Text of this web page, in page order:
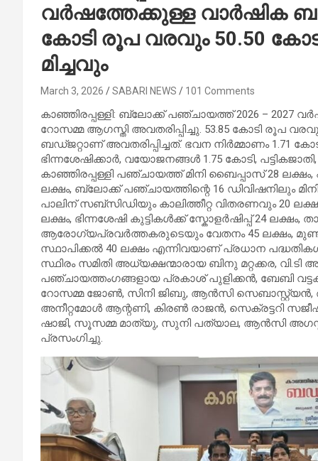
വർഷത്തേക്കുള്ള വാർഷിക
കോടി രൂപ വരവും 50.50
മിച്ചവും
March 3, 2026 SABARI NEWS 101 Comments
കാഞ്ഞിരപ്പള്ളി: ബ്ലോക്ക് പഞ്ചായത്ത് 2026 –
റോസമ്മ ആഗസ്തി അവതരിപ്പിച്ചു. 53.85 കോടി രൂപ
ബഡ്ജറ്റാണ് അവതരിപ്പിച്ചത്. ഭവന നിർമ്മാണം 1.71
ഭിന്നശേഷിക്കാർ, വയോജനങ്ങൾ 1.75 കോടി,
കാഞ്ഞിരപ്പള്ളി പഞ്ചായത്ത് മിനി ബൈപ്പാസ് 28
ലക്ഷം, ബ്ലോക്ക് പഞ്ചായത്തിന്റെ 16 ഡിവിഷനിലും
പാലിന് സബ്സിഡിയും കാലിത്തീറ്റ വിതരണവും 20
ലക്ഷം, ഭിന്നശേഷി കുട്ടികൾക്ക് സ്കോളർഷിപ്പ് 24
ആരോഗ്യപ്രവർത്തകരുടെയും വേതനം 45 ലക്ഷം,
സ്ഥാപിക്കൽ 40 ലക്ഷം എന്നിവയാണ് പ്രധാന
സ്ഥിരം സമിതി അധ്യക്ഷന്മാരായ ബിനു മറ്റക്കര,
പഞ്ചായത്തംഗങ്ങളായ പ്രകാശ് പുളിക്കൻ, ബേബി
റോസമ്മ ജോൺ, സിനി ജിബു, ആൻസി സെബാസ്റ്റ്യൻ,
അനീറ്റമോൾ ആന്റണി, കിരൺ രാജൻ, സെക്രട്ടറി
ഷാജി, സൂസമ്മ മാത്യു, സുനി പത്യാല, ആൻസി
പ്രസംഗിച്ചു.